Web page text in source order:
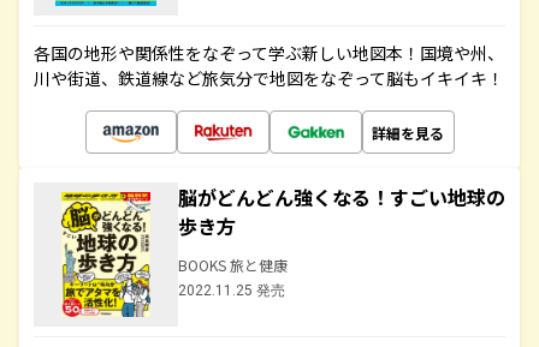
各国の地形や関係性をなぞって学ぶ新しい地図本！国境や州、
川や街道、鉄道線など旅気分で地図をなぞって脳もイキイキ！
詳細を見る
脳がどんどん強くなる！すごい地球の
歩き方
BOOKS 旅と健康
2022.11.25 発売